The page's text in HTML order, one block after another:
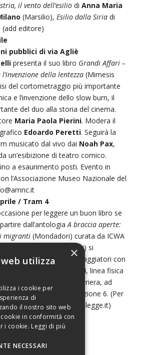
il vento dell’esiliodi Anna Maria
(Marsilio), Esilio dalla Siriadi
(add editore)
pubblici di via Agliè
presenta il suo libro Grandi Affari –
della lentezza (Mimesis
del cortometraggio più importante
e l’invenzione dello slow burn, il
del duo alla storia del cinema.
Maria Paola Pierini. Modera il
Edoardo Peretti. Seguirà la
musicato dal vivo dai Noah Pax,
un’esibizione di teatro comico.
a esaurimento posti. Evento in
l’Associazione Museo Nazionale del
/ Tram 4
per leggere un buon libro se
dall’antologiaA braccia aperte:
migranti(Mondadori) curata da ICWA
Scrittori per Ragazzi) si
domenica mattina dei viaggiatori con
e alle fermate. La linea 4, linea fisica
dalla Falchera a Barriera, ad
che vivono la Circoscrizione 6. (Per
sito http://www.torinochelegge.it)
programma 2018
×
utilizza
i cookie per
di
il nostro sito web
in conformità con
i cookie. Leggi di più
NECESSARI